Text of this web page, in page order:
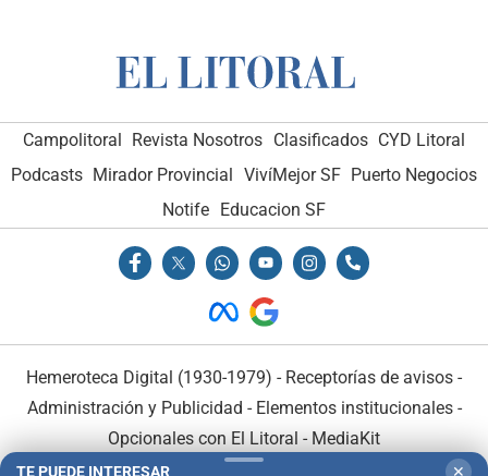
Campolitoral Revista Nosotros Clasificados CYD Litoral
Podcasts Mirador Provincial VivíMejor SF Puerto Negocios
Notife
Educacion SF
Hemeroteca Digital (1930-1979) - Receptorías de avisos -
Administración y Publicidad - Elementos institucionales-
Opcionales con El Litoral - MediaKit
TE PUEDE INTERESAR ✕